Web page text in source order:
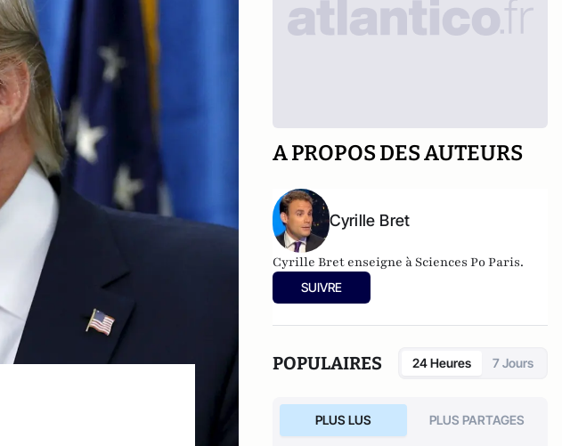
A PROPOS DES AUTEURS
Cyrille Bret
Cyrille Bret enseigne à Sciences Po Paris.
SUIVRE
POPULAIRES 24 Heures 7 Jours
PLUS LUS PLUS PARTAGES